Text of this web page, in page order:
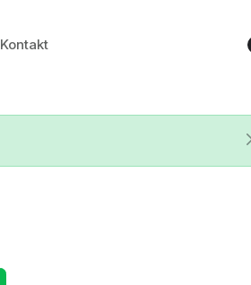
Kontakt